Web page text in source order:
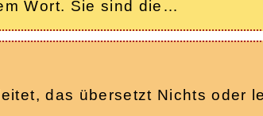
Wort. Sie sind die…
das übersetzt Nichts oder